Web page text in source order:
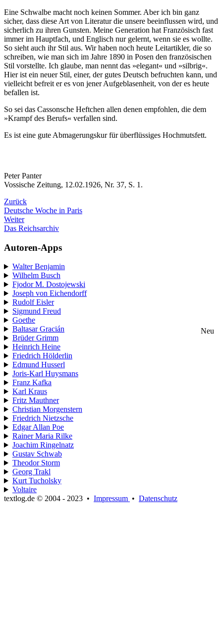
Eine Schwalbe macht noch keinen Sommer. Aber ich bin ganz
sicher, dass diese Art von Literatur die unsere beeinflussen wird, und
sicherlich zu ihren Gunsten. Meine Generation hat Französisch fast
immer im Hauptfach, und Englisch nur gelernt, wenn sie es wollte.
So sieht auch ihr Stil aus. Wir haben noch heute Leitartikler, die so
schreiben, wie man sich im Jahre 1890 in Posen den französischen
Stil vorstellte. Ich glaube, man nennt das »elegant« und »silbrig«.
Hier ist ein neuer Stil, einer, der gutes Deutsch befruchten kann, und
vielleicht befreit er es von jener Aufgeblasenheit, von der es heute
befallen ist.
So sei das Cassonsche Heftchen allen denen empfohlen, die dem
»Krampf des Berufs« verfallen sind.
Es ist eine gute Abmagerungskur für überflüssiges Hochmutsfett.
Peter Panter
Vossische Zeitung, 12.02.1926, Nr. 37, S. 1.
Zurück
Deutsche Woche in Paris
Weiter
Das Reichsarchiv
Autoren-Apps
Walter Benjamin
Wilhelm Busch
Fjodor M. Dostojewski
Joseph von Eichendorff
Rudolf Eisler
Sigmund Freud
Goethe
Baltasar Gracián
Neu
Brüder Grimm
Heinrich Heine
Friedrich Hölderlin
Edmund Husserl
Joris-Karl Huysmans
Franz Kafka
Karl Kraus
Fritz Mauthner
Christian Morgenstern
Friedrich Nietzsche
Edgar Allan Poe
Rainer Maria Rilke
Joachim Ringelnatz
Gustav Schwab
Theodor Storm
Georg Trakl
Kurt Tucholsky
Voltaire
textlog.de © 2004 - 2023 • Impressum • Datenschutz